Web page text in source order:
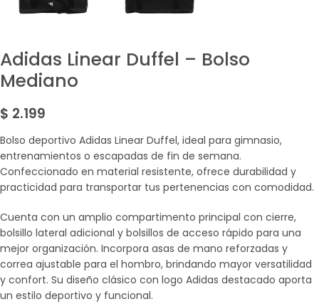
Adidas Linear Duffel – Bolso
Mediano
$ 2.199
Bolso deportivo Adidas Linear Duffel, ideal para gimnasio,
entrenamientos o escapadas de fin de semana.
Confeccionado en material resistente, ofrece durabilidad y
practicidad para transportar tus pertenencias con comodidad.
Cuenta con un amplio compartimento principal con cierre,
bolsillo lateral adicional y bolsillos de acceso rápido para una
mejor organización. Incorpora asas de mano reforzadas y
correa ajustable para el hombro, brindando mayor versatilidad
y confort. Su diseño clásico con logo Adidas destacado aporta
un estilo deportivo y funcional.